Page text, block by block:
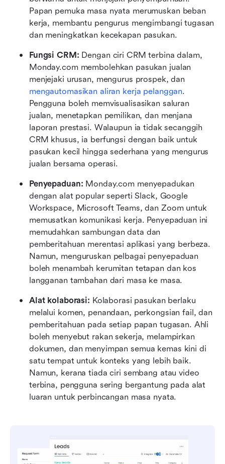
Papan pemuka masa nyata merumuskan beban
kerja, membantu pengurus mengimbangi tugasan
dan meningkatkan kecekapan pasukan.
Fungsi CRM: Dengan ciri CRM terbina dalam,
Monday.com membolehkan pasukan jualan
mengautomasikan aliran kerja pelanggan.
Pengguna boleh memvisualisasikan saluran
jualan, menetapkan pemilikan, dan menjana
laporan prestasi. Walaupun ia tidak secanggih
CRM khusus, ia berfungsi dengan baik untuk
pasukan kecil hingga sederhana yang mengurus
jualan bersama operasi.
Penyepaduan: Monday.com menyepadukan
dengan alat popular seperti Slack, Google
Workspace, Microsoft Teams, dan Zoom untuk
memusatkan komunikasi kerja. Penyepaduan ini
memudahkan sambungan data dan
pemberitahuan merentasi aplikasi yang berbeza.
Namun, menguruskan pelbagai penyepaduan
boleh menambah kerumitan tetapan dan kos
langganan tambahan dari masa ke masa.
Alat kolaborasi: Kolaborasi pasukan berlaku
melalui komen, penandaan, perkongsian fail, dan
pemberitahuan pada setiap papan tugasan. Ahli
boleh menyebut rakan sekerja, melampirkan
dokumen, dan menyimpan semua kemas kini di
satu tempat untuk konteks yang lebih baik.
Namun, kerana tiada ciri sembang atau video
terbina, pengguna sering bergantung pada alat
luaran untuk perbincangan masa nyata.